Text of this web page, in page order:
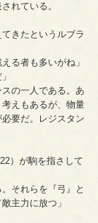
れている。
きたというルブラ
る者も多いがね」
の一人である。あ
えもあるが、物量
要だ。レジスタン
）が駒を指さして
それらを『弓』と
主力に放つ」